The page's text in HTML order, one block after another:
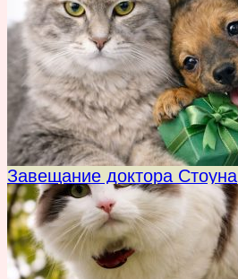
Завещание доктора Стоуна